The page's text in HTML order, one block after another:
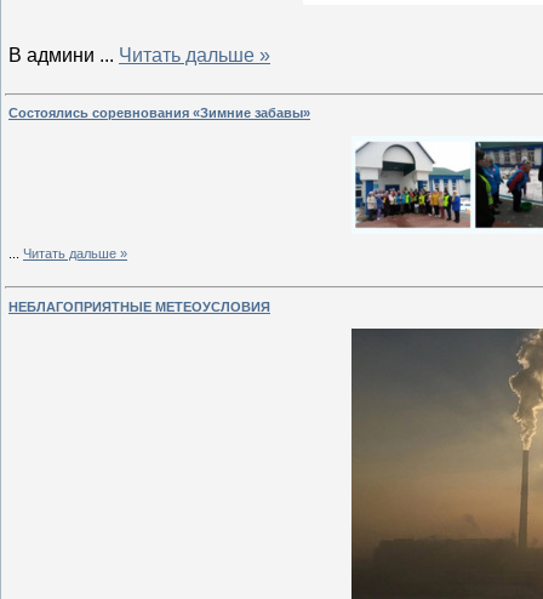
В админи ... Читать дальше »
Состоялись соревнования «Зимние забавы»
Читать дальше »
НЕБЛАГОПРИЯТНЫЕ МЕТЕОУСЛОВИЯ